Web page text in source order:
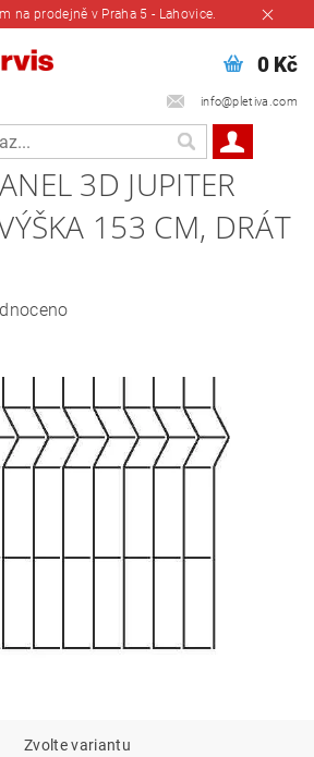
na prodejně v Praha 5 - Lahovice.
info@pletiva.com
0 Kč
3D JUPITER
153 CM, DRÁT
Zvolte variantu